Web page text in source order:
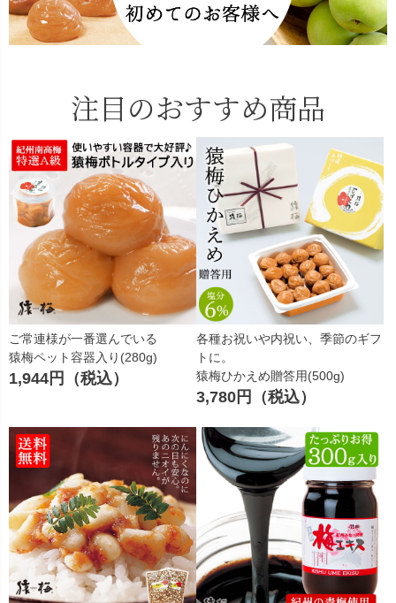
注目のおすすめ商品
ご常連様が一番選んでいる
猿梅ペット容器入り(280g)
1,944円（税込）
各種お祝いや内祝い、季節のギフ
トに。
猿梅ひかえめ贈答用(500g)
3,780円（税込）